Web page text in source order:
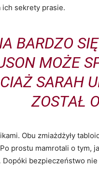
ich sekrety prasie.
BARDZO
MOŻE
SARAH
ZOSTAŁ
Obu zmiażdżyły
prostu mamrotali o tym,
Dopóki bezpieczeństwo nie